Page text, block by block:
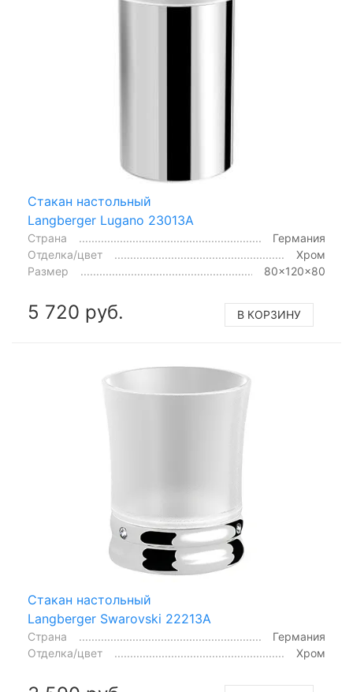
Стакан настольный
Langberger Lugano 23013A
Страна
Германия
Отделка/цвет
Хром
Размер
80x120x80
5 720 руб. В КОРЗИНУ
Стакан настольный
Langberger Swarovski 22213A
Страна
Германия
Отделка/цвет
Хром